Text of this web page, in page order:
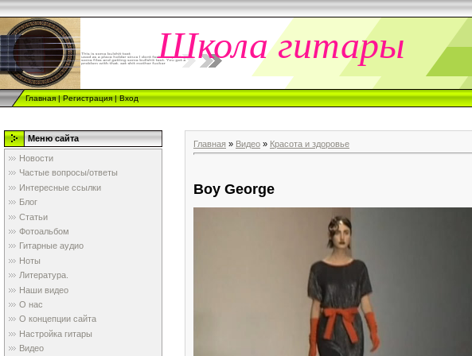
Школа гитары
Главная|Регистрация|Вход
Меню сайта
Новости
Частые вопросы/ответы
Интересные ссылки
Блог
Статьи
Фотоальбом
Гитарные аудио
Ноты
Литература.
Наши видео
О нас
О концепции сайта
Настройка гитары
Видео
Главная » Видео » Красота и здоровье
Boy George